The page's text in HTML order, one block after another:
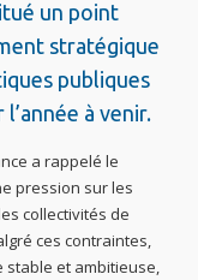
un point
stratégique
publiques
à venir.
a rappelé le
pression sur les
collectivités de
ces contraintes,
stable et ambitieuse,